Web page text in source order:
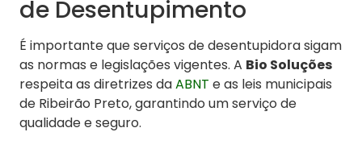
de Desentupimento
É importante que serviços de desentupidora sigam
as normas e legislações vigentes. A Bio Soluções
respeita as diretrizes daABNT e as leis municipais
de Ribeirão Preto, garantindo um serviço de
qualidade e seguro.